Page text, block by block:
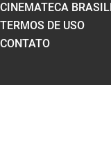
CINEMATECA
TERMOS DE USO
CONTATO